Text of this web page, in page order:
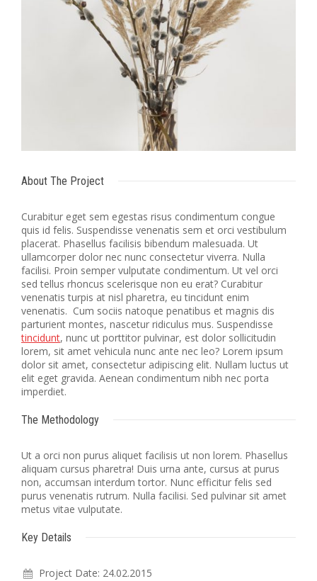
About The Project
Curabitur eget sem egestas risus condimentum congue
quis id felis. Suspendisse venenatis sem et orci vestibulum
placerat. Phasellus facilisis bibendum malesuada. Ut
ullamcorper dolor nec nunc consectetur viverra. Nulla
facilisi. Proin semper vulputate condimentum. Ut vel orci
sed tellus rhoncus scelerisque non eu erat? Curabitur
venenatis turpis at nisl pharetra, eu tincidunt enim
venenatis. Cum sociis natoque penatibus et magnis dis
parturient montes, nascetur ridiculus mus. Suspendisse
tincidunt, nunc ut porttitor pulvinar, est dolor sollicitudin
lorem, sit amet vehicula nunc ante nec leo? Lorem ipsum
dolor sit amet, consectetur adipiscing elit. Nullam luctus ut
elit eget gravida. Aenean condimentum nibh nec porta
imperdiet.
The Methodology
Ut a orci non purus aliquet facilisis ut non lorem. Phasellus
aliquam cursus pharetra! Duis urna ante, cursus at purus
non, accumsan interdum tortor. Nunc efficitur felis sed
purus venenatis rutrum. Nulla facilisi. Sed pulvinar sit amet
metus vitae vulputate.
Key Details
Project Date: 24.02.2015